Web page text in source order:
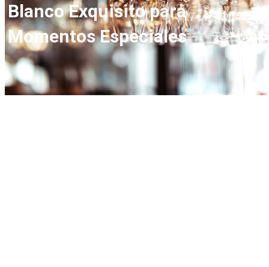
Blanco Exquisito para
Momentos Especiales